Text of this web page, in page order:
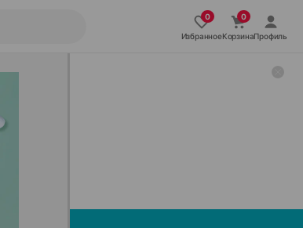
ИзбранноеКорзинаПрофиль